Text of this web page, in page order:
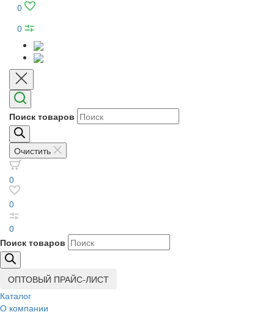
0
0
Поиск товаров
Очистить
0
0
0
Поиск товаров
ОПТОВЫЙ ПРАЙС-ЛИСТ
Каталог
О компании